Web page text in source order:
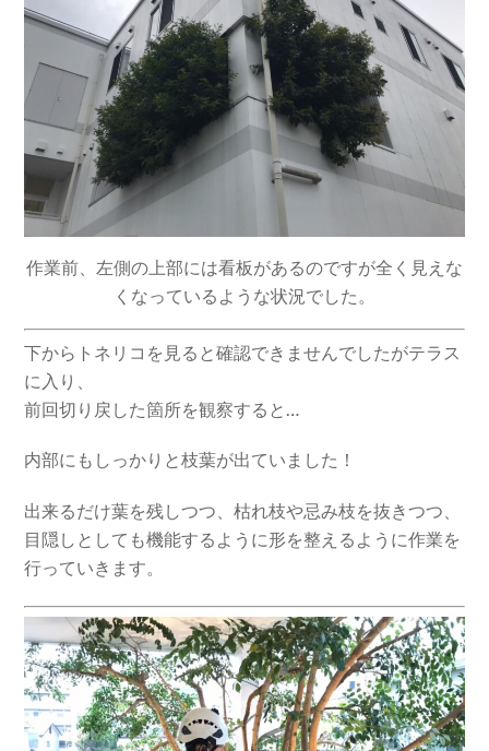
作業前、左側の上部には看板があるのですが全く見えな
くなっているような状況でした。
下からトネリコを見ると確認できませんでしたがテラス
に入り、
前回切り戻した箇所を観察すると…
内部にもしっかりと枝葉が出ていました！
出来るだけ葉を残しつつ、枯れ枝や忌み枝を抜きつつ、
目隠しとしても機能するように形を整えるように作業を
行っていきます。